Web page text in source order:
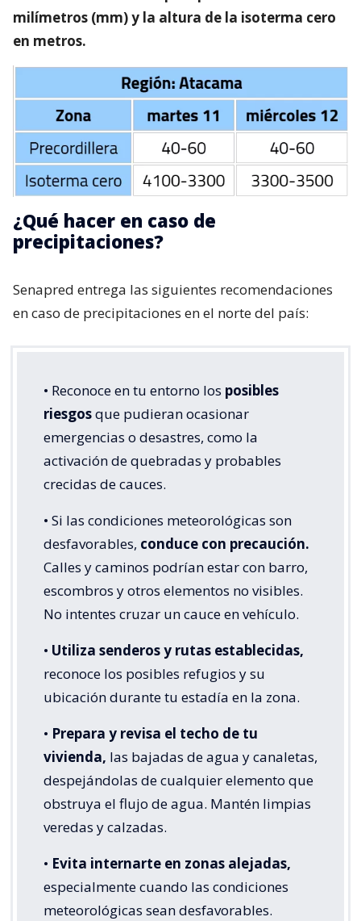
milímetros (mm) y la altura de la isoterma cero
en metros.
¿Qué hacer en caso de
precipitaciones?
Senapred entrega las siguientes recomendaciones
en caso de precipitaciones en el norte del país:
• Reconoce en tu entorno los posibles
riesgosque pudieran ocasionar
emergencias o desastres, como la
activación de quebradas y probables
crecidas de cauces.
• Si las condiciones meteorológicas son
desfavorables, conduce con precaución.
Calles y caminos podrían estar con barro,
escombros y otros elementos no visibles.
No intentes cruzar un cauce en vehículo.
• Utiliza senderos y rutas establecidas,
reconoce los posibles refugios y su
ubicación durante tu estadía en la zona.
• Prepara y revisa el techo de tu
vivienda, las bajadas de agua y canaletas,
despejándolas de cualquier elemento que
obstruya el flujo de agua. Mantén limpias
veredas y calzadas.
• Evita internarte en zonas alejadas,
especialmente cuando las condiciones
meteorológicas sean desfavorables.